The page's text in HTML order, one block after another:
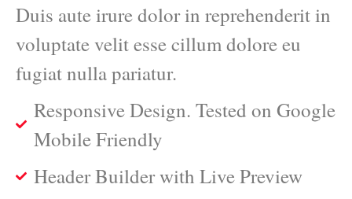
Duis aute irure dolor in reprehenderit in
voluptate velit esse cillum dolore eu
fugiat nulla pariatur.
Responsive Design. Tested on Google
Mobile Friendly
Header Builder with Live Preview